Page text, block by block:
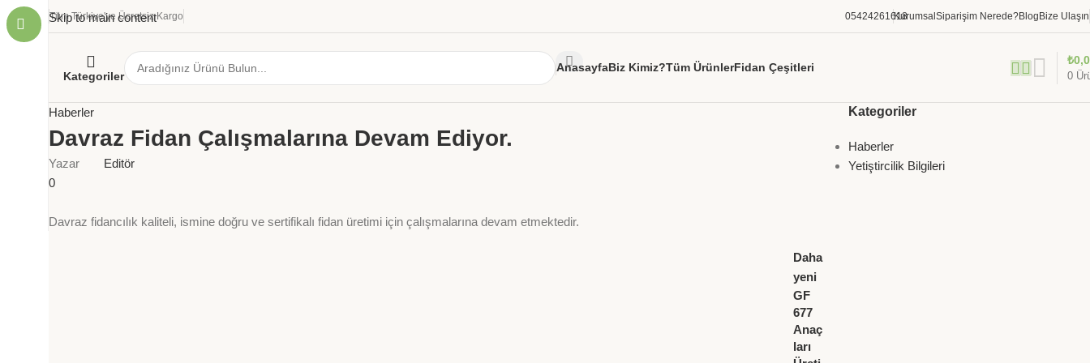
Skip to main content
Tüm Türkiye'ye Ücretsiz Kargo 05424261618Kurumsal Siparişim Nerede?Blog Bize Ulaşın
Kategoriler
AnasayfaBiz Kimiz?Tüm ÜrünlerFidan Çeşitleri
0
₺
Haberler
Davraz Fidan Çalışmalarına Devam Ediyor.
Yazar
Editör
0
Davraz fidancılık kaliteli, ismine doğru ve sertifikalı fidan üretimi için çalışmalarına devam etmektedir.
Daha
yeni
GF
677
Anaç
ları
Kategoriler
Haberler
Yetiştircilik Bilgileri